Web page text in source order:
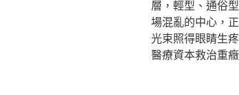
層，輕型、通俗
場混亂的中心，
光束照得眼睛生
醫療資本救治重